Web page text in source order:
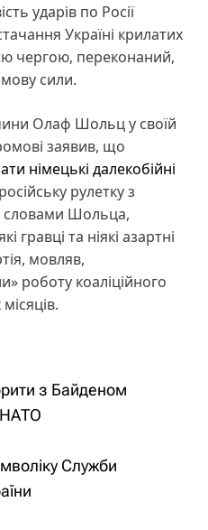
ударів по Росії
Україні крилатих
чергою, переконаний,
сили.
Олаф Шольц у своїй
заявив, що
німецькі далекобійні
рулетку з
словами Шольца,
гравці та ніякі азартні
мовляв,
роботу коаліційного
з Байденом
НАТО
Служби